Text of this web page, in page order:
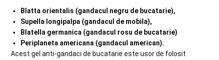
Blatta orientalis (gandacul negru de bucatarie),
Supella longipalpa (gandacul de mobila),
Blatella germanica (gandacul rosu de bucatarie)
Periplaneta americana (gandacul american).
Acest gel anti-gandaci de bucatarie este usor de folosit